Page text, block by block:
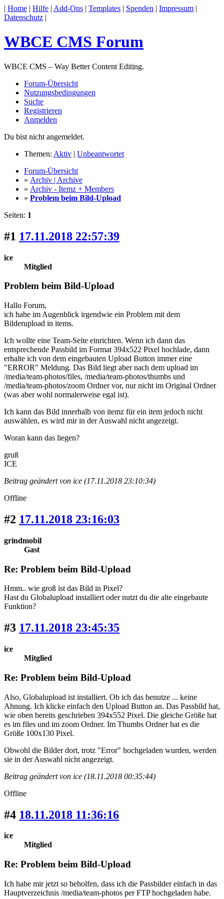
| Home | Hilfe | Add-Ons | Templates | Spenden | Impressum |
Datenschutz |
WBCE CMS Forum
WBCE CMS – Way Better Content Editing.
Forum-Übersicht
Nutzungsbedingungen
Suche
Registrieren
Anmelden
Du bist nicht angemeldet.
Themen: Aktiv | Unbeantwortet
Forum-Übersicht
» Archiv | Archive
» Archiv - Itemz + Members
» Problem beim Bild-Upload
Seiten: 1
#1 17.11.2018 22:57:39
ice
Mitglied
Problem beim Bild-Upload
Hallo Forum,
ich habe im Augenblick irgendwie ein Problem mit dem
Bilderupload in items.
Ich wollte eine Team-Seite einrichten. Wenn ich dann das
entsprechende Passbild im Format 394x522 Pixel hochlade, dann
erhalte ich von dem eingebauten Upload Button immer eine
"ERROR" Meldung. Das Bild liegt aber nach dem upload im
/media/team-photos/files, /media/team-photos/thumbs und
/media/team-photos/zoom Ordner vor, nur nicht im Original Ordner
(was aber wohl normalerweise egal ist).
Ich kann das Bild innerhalb von itemz für ein item jedoch nicht
auswählen, es wird mir in der Auswahl nicht angezeigt.
Woran kann das liegen?
gruß
ICE
Beitrag geändert von ice (17.11.2018 23:10:34)
Offline
#2 17.11.2018 23:16:03
grindmobil
Gast
Re: Problem beim Bild-Upload
Hmm.. wie groß ist das Bild in Pixel?
Hast du Globalupload installiert oder nutzt du die alte eingebaute
Funktion?
#3 17.11.2018 23:45:35
ice
Mitglied
Re: Problem beim Bild-Upload
Also, Globalupload ist installiert. Ob ich das benutze ... keine
Ahnung. Ich klicke einfach den Upload Button an. Das Passbild hat,
wie oben bereits geschrieben 394x552 Pixel. Die gleiche Größe hat
es im files und im zoom Ordner. Im Thumbs Ordner hat es die
Größe 100x130 Pixel.
Obwohl die Bilder dort, trotz "Error" hochgeladen wurden, werden
sie in der Auswahl nicht angezeigt.
Beitrag geändert von ice (18.11.2018 00:35:44)
Offline
#4 18.11.2018 11:36:16
ice
Mitglied
Re: Problem beim Bild-Upload
Ich habe mir jetzt so beholfen, dass ich die Passbilder einfach in das
Hauptverzeichnis /media/team-photos per FTP hochgeladen habe.